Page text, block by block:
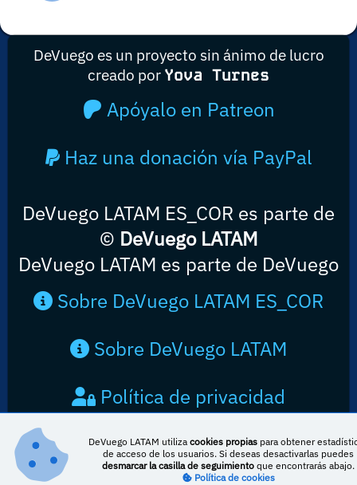
DeVuego es un proyecto sin ánimo de lucro
creado por Yova Turnes
Apóyalo en Patreon
Haz una donación vía PayPal
DeVuego LATAM ES_COR es parte de
© DeVuego LATAM
DeVuego LATAM es parte de DeVuego
Sobre DeVuego LATAM ES_COR
Sobre DeVuego LATAM
Política de privacidad
Contacto
DeVuego LATAM utilizacookies propias para obtener
de acceso de los usuarios. Si deseas desactivarlas puedes
desmarcar la casilla de seguimiento que encontrarás abajo.
Política de cookies